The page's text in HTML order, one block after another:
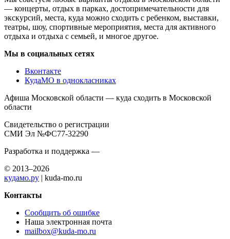
— концерты, отдых в парках, достопримечательности для
экскурсий, места, куда можно сходить с ребенком, выставки,
театры, шоу, спортивные мероприятия, места для активного
отдыха и отдыха с семьей, и многое другое.
Мы в социальных сетях
Вконтакте
КудаМО в однокласниках
Афиша Московской области — куда сходить в Московской
области
Свидетельство о регистрации
СМИ Эл №ФС77-32290
Разработка и поддержка —
© 2013–2026
кудамо.ру | kuda-mo.ru
Контакты
Сообщить об ошибке
Наша электронная почта
mailbox@kuda-mo.ru